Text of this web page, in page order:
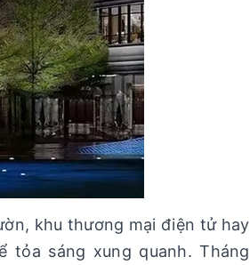
khu thương mại điện tử hay
sáng xung quanh. Tháng